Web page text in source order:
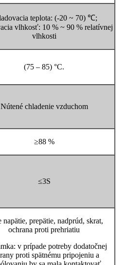
teplota: (-20 ~ 70) ℃;
vlhkosť: 10 % ~ 90 % relatívnej
vlhkosti
(75 – 85) °C.
Nútené chladenie vzduchom
≥88 %
≤3S
napätie, prepätie, nadprúd, skrat,
ochrana proti prehriatiu
v prípade potreby dodatočnej
proti spätnému pripojeniu a